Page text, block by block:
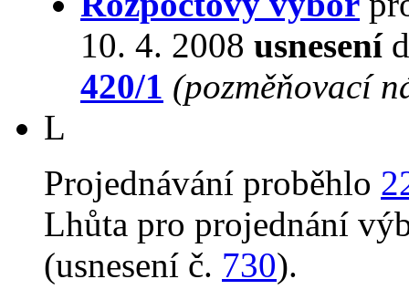
10. 4. 2008 usnesení
420/1 (pozměňovací
L
Projednávání proběhlo
Lhůta pro projednání
(usnesení č. 730).